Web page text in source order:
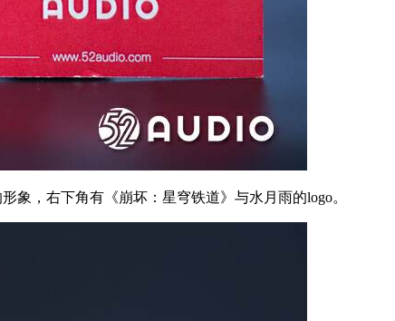
象，右下角有《崩坏：星穹铁道》与水月雨的logo。